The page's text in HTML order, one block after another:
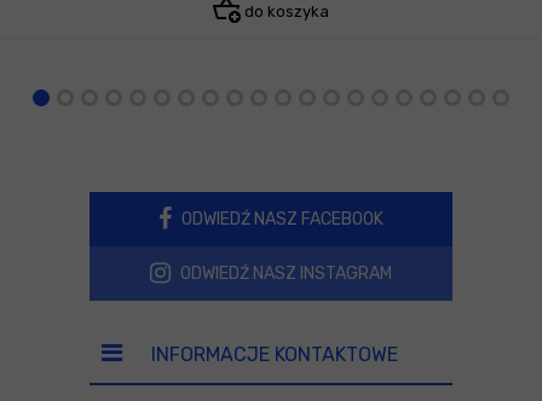
do koszyka
ODWIEDŹ NASZ FACEBOOK
ODWIEDŹ NASZ INSTAGRAM
INFORMACJE KONTAKTOWE